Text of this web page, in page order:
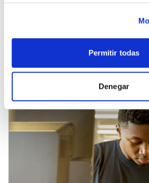
Permitir todas
Denegar
empresa en 2026
Rangos reales de precios para
cada tramo.